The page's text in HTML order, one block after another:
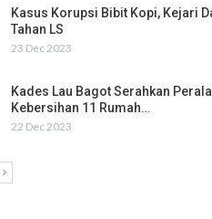
Kasus Korupsi Bibit Kopi, Kejari
Tahan LS
23 Dec 2023
Kades Lau Bagot Serahkan
Kebersihan 11 Rumah…
22 Dec 2023